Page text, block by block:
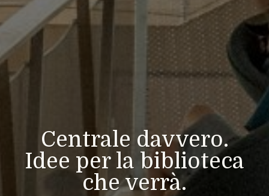
Centrale davvero.
Idee per la biblioteca
che verrà.